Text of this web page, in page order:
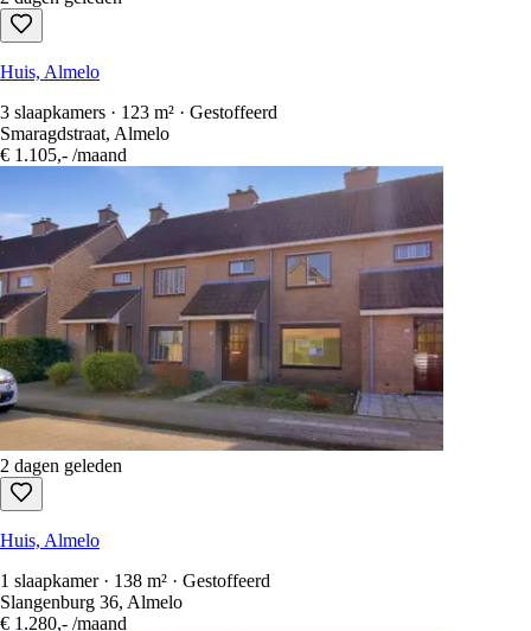
Huis, Almelo
3 slaapkamers · 123 m² · Gestoffeerd
Smaragdstraat, Almelo
€ 1.105,- /maand
2 dagen geleden
Huis, Almelo
1 slaapkamer · 138 m² · Gestoffeerd
Slangenburg 36, Almelo
€ 1.280,- /maand